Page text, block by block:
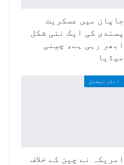
جاپان میں عسکریت
پسندی کی ایک نئی شکل
ابھر رہی ہے، چینی
میڈیا
انٹرنیشنل
امریکہ نے چین کے خلاف